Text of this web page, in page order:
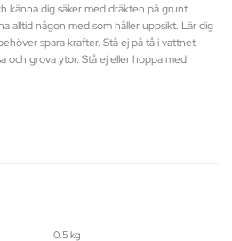
känna dig säker med dräkten på grunt
alltid någon med som håller uppsikt. Lär dig
spara krafter. Stå ej på tå i vattnet
och grova ytor. Stå ej eller hoppa med
0.5 kg